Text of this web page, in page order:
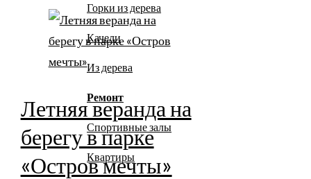
Горки из дерева
Качели
Из дерева
Ремонт
Спортивные залы
Квартиры
Летняя веранда на
берегу в парке
«Остров мечты»